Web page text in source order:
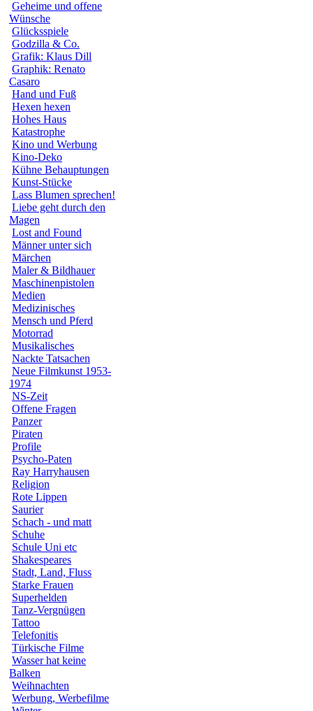
Geheime und offene
Wünsche
Glücksspiele
Godzilla & Co.
Grafik: Klaus Dill
Graphik: Renato
Casaro
Hand und Fuß
Hexen hexen
Hohes Haus
Katastrophe
Kino und Werbung
Kino-Deko
Kühne Behauptungen
Kunst-Stücke
Lass Blumen sprechen!
Liebe geht durch den
Magen
Lost and Found
Männer unter sich
Märchen
Maler & Bildhauer
Maschinenpistolen
Medien
Medizinisches
Mensch und Pferd
Motorrad
Musikalisches
Nackte Tatsachen
Neue Filmkunst 1953-
1974
NS-Zeit
Offene Fragen
Panzer
Piraten
Profile
Psycho-Paten
Ray Harryhausen
Religion
Rote Lippen
Saurier
Schach - und matt
Schuhe
Schule Uni etc
Shakespeares
Stadt, Land, Fluss
Starke Frauen
Superhelden
Tanz-Vergnügen
Tattoo
Telefonitis
Türkische Filme
Wasser hat keine
Balken
Weihnachten
Werbung, Werbefilme